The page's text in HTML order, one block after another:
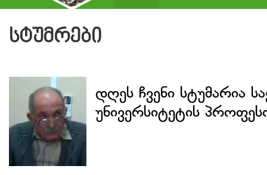
სტუმრები
დღეს ჩვენი სტუმარია
უნივერსიტეტის